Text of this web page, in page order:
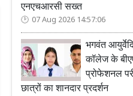
एनएचआरसी सख्त
07 Aug 2026 14:57:06
भगवंत
कॉलेज के
प्रोफेशनल
छात्रों का शानदार प्रदर्शन